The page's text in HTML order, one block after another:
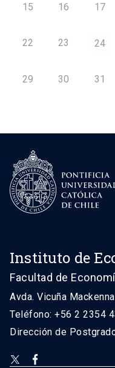
15 16 17
22 23 24
29 30 31
Instituto de
Facultad de
Avda. Vicuña
Teléfono: +56 2 2354
Dirección de